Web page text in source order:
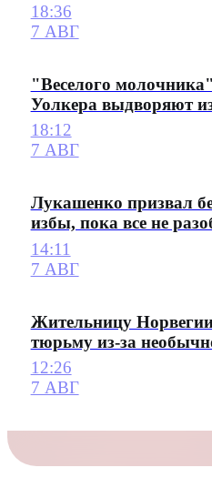
18:36
7 АВГ
"Веселого
Уолкера выдворяют
18:12
7 АВГ
Лукашенко призвал
избы, пока все не
14:11
7 АВГ
Жительницу
тюрьму из-за
12:26
7 АВГ